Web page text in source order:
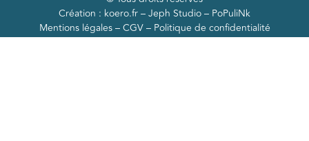
Création : koero.fr–Jeph Studio – PoPuliNk
Mentions légales–CGV–Politique de confidentialité